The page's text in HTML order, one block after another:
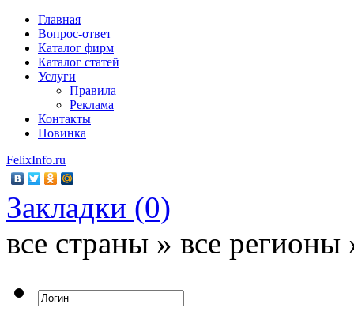
Главная
Вопрос-ответ
Каталог фирм
Каталог статей
Услуги
Правила
Реклама
Контакты
Новинка
FelixInfo.ru
Закладки (0)
все страны » все регионы